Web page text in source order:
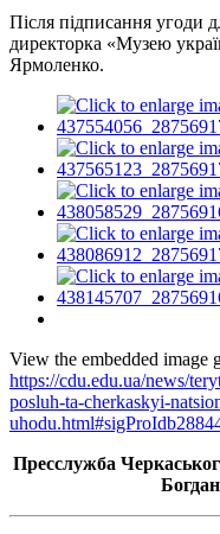
Після підписання угоди
директорка «Музею
Ярмоленко.
View the embedded image
https://cdu.edu.ua/news/
posluh-ta-cherkaskyi-
Пресслужба